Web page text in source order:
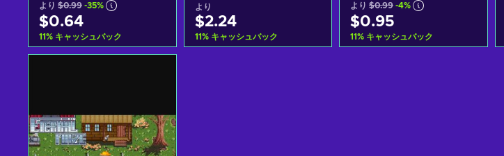
より $0.99 -35%
$0.64
11% キャッシュバック
より
$2.24
11% キャッシュバック
より $0.99 -4%
$0.95
11% キャッシュバック